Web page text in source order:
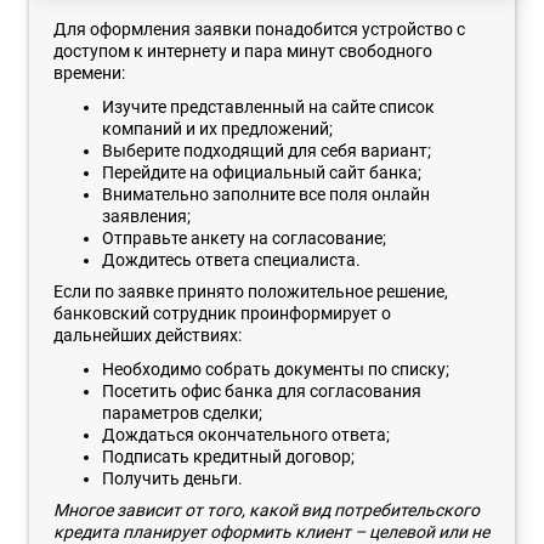
Для оформления заявки понадобится устройство с
доступом к интернету и пара минут свободного
времени:
Изучите представленный на сайте список
компаний и их предложений;
Выберите подходящий для себя вариант;
Перейдите на официальный сайт банка;
Внимательно заполните все поля онлайн
заявления;
Отправьте анкету на согласование;
Дождитесь ответа специалиста.
Если по заявке принято положительное решение,
банковский сотрудник проинформирует о
дальнейших действиях:
Необходимо собрать документы по списку;
Посетить офис банка для согласования
параметров сделки;
Дождаться окончательного ответа;
Подписать кредитный договор;
Получить деньги.
Многое зависит от того, какой вид потребительского
кредита планирует оформить клиент – целевой или не